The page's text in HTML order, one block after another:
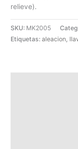
relieve).
SKU: MK2005
Etiquetas:aleacion,